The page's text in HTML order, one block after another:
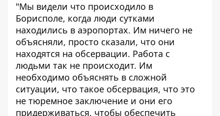
"Мы видели что происходило в
Борисполе, когда люди сутками
находились в аэропортах. Им ничего не
объясняли, просто сказали, что они
находятся на обсервации. Работа с
людьми так не происходит. Им
необходимо объяснять в сложной
ситуации, что такое обсервация, что это
не тюремное заключение и они его
придерживаться, чтобы обеспечить